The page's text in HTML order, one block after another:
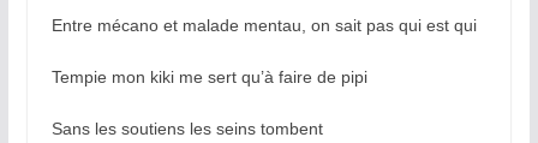
Entre mécano et malade mentau, on sait pas qui est qui
Tempie mon kiki me sert qu’à faire de pipi
Sans les soutiens les seins tombent